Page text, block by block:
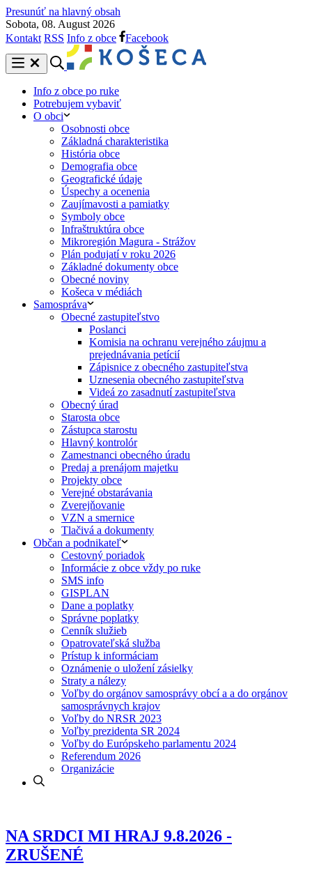
Presunúť na hlavný obsah
Sobota, 08. August 2026
Kontakt RSS Info z obce Facebook
Info z obce po ruke
Potrebujem vybaviť
O obci
Osobnosti obce
Základná charakteristika
História obce
Demografia obce
Geografické údaje
Úspechy a ocenenia
Zaujímavosti a pamiatky
Symboly obce
Infraštruktúra obce
Mikroregión Magura - Strážov
Plán podujatí v roku 2026
Základné dokumenty obce
Obecné noviny
Košeca v médiách
Samospráva
Obecné zastupiteľstvo
Poslanci
Komisia na ochranu verejného záujmu a
prejednávania petícií
Zápisnice z obecného zastupiteľstva
Uznesenia obecného zastupiteľstva
Videá zo zasadnutí zastupiteľstva
Obecný úrad
Starosta obce
Zástupca starostu
Hlavný kontrolór
Zamestnanci obecného úradu
Predaj a prenájom majetku
Projekty obce
Verejné obstarávania
Zverejňovanie
VZN a smernice
Tlačivá a dokumenty
Občan a podnikateľ
Cestovný poriadok
Informácie z obce vždy po ruke
SMS info
GISPLAN
Dane a poplatky
Správne poplatky
Cenník služieb
Opatrovateľská služba
Prístup k informáciam
Oznámenie o uložení zásielky
Straty a nálezy
Voľby do orgánov samosprávy obcí a a do orgánov
samosprávnych krajov
Voľby do NRSR 2023
Voľby prezidenta SR 2024
Voľby do Európskeho parlamentu 2024
Referendum 2026
Organizácie
NA SRDCI MI HRAJ 9.8.2026 -
ZRUŠENÉ